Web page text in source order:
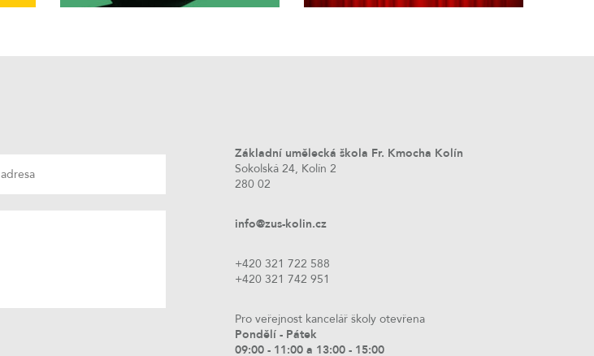
Základní umělecká škola Fr. Kmocha Kolín
Sokolská 24, Kolín 2
280 02
info@zus-kolin.cz
+420 321 722 588
+420 321 742 951
Pro veřejnost kancelář školy otevřena
Pondělí - Pátek
09:00 - 11:00 a 13:00 - 15:00